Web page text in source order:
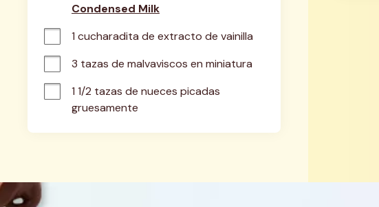
Condensed Milk
1 cucharadita de extracto de vainilla
3 tazas de malvaviscos en miniatura
1 1/2 tazas de nueces picadas
gruesamente